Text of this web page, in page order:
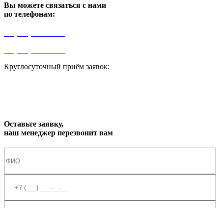
Вы можете связаться с нами
по телефонам:
Круглосуточный приём заявок:
Оставьте заявку,
наш менеджер перезвонит вам